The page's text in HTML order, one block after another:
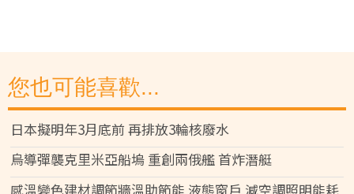
您也可能喜歡...
日本擬明年3月底前 再排放3輪核廢水
烏導彈襲克里米亞船塢 重創兩俄艦 首炸潛艇
感溫變色建材調節牆溫助節能 液態窗戶 減空調照明能耗